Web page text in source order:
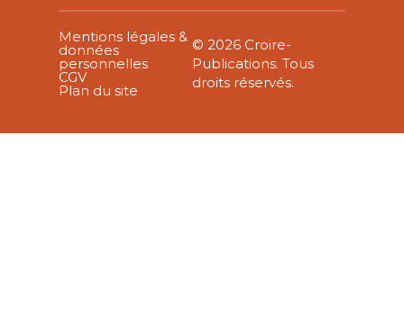
Mentions légales &
données
personnelles
CGV
Plan du site
© 2026 Croire-
Publications. Tous
droits réservés.